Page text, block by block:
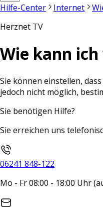
Hilfe-Center Internet
Herznet TV
Wie kann
Sie können einstellen,
jedoch nicht möglich,
Sie benötigen Hilfe?
Sie erreichen uns
06241 848-122
Mo - Fr 08:00 - 18:00 Uhr